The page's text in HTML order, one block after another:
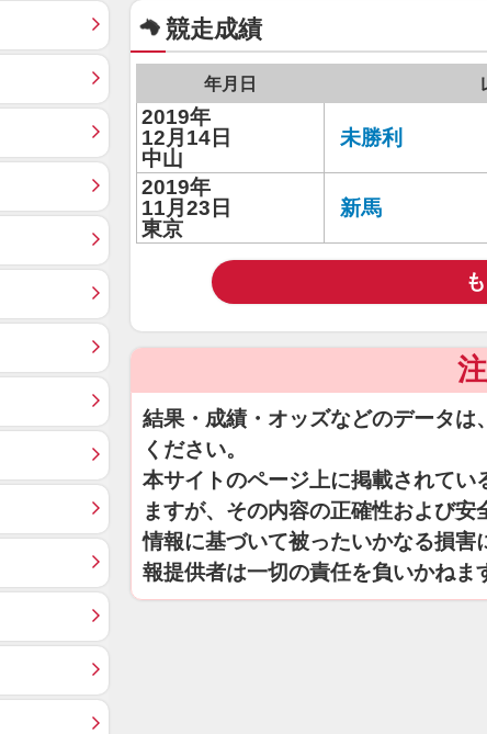
競走成績
年月日
2019年
12月14日
中山
未勝利
2019年
11月23日
東京
新馬
結果・成績・オッズなどのデータ
ください。
本サイトのページ上に掲載されてい
ますが、その内容の正確性および
情報に基づいて被ったいかなる損
報提供者は一切の責任を負いかねま